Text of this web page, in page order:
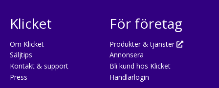
Klicket
Om Klicket
Säljtips
Kontakt & support
Press
För företag
Produkter & tjänster
Annonsera
Bli kund hos Klicket
Handlarlogin